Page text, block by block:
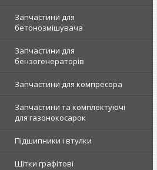
Запчастини для
бетонозмішувача
Запчастини для
бензогенераторів
Запчастини для компресора
Запчастини та комплектуючі
для газонокосарок
Підшипники і втулки
Щітки графітові